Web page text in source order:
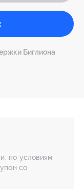
Биглиона
по условиям
со